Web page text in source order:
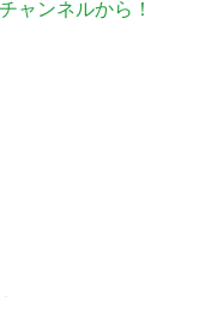
ンネルから！